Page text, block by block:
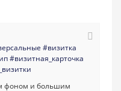
#визитка
#визитная_карточка